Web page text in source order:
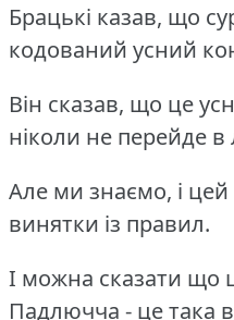
Брацькі казав, що
кодований усний
Він сказав, що це
ніколи не перейде в
Але ми знаємо, і
винятки із правил.
І можна сказати що
Падлючча - це така